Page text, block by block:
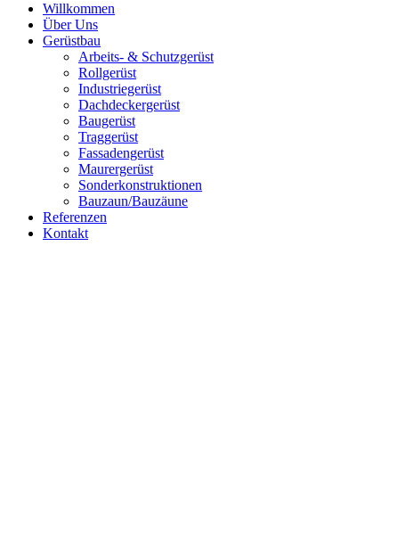
Willkommen
Über Uns
Gerüstbau
Arbeits- & Schutzgerüst
Rollgerüst
Industriegerüst
Dachdeckergerüst
Baugerüst
Traggerüst
Fassadengerüst
Maurergerüst
Sonderkonstruktionen
Bauzaun/Bauzäune
Referenzen
Kontakt